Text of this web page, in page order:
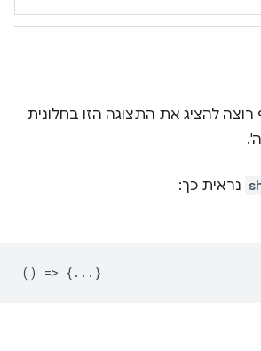
רוצה להציג את התצוגה הזו בחלונית
נראית כך:
() => {...}